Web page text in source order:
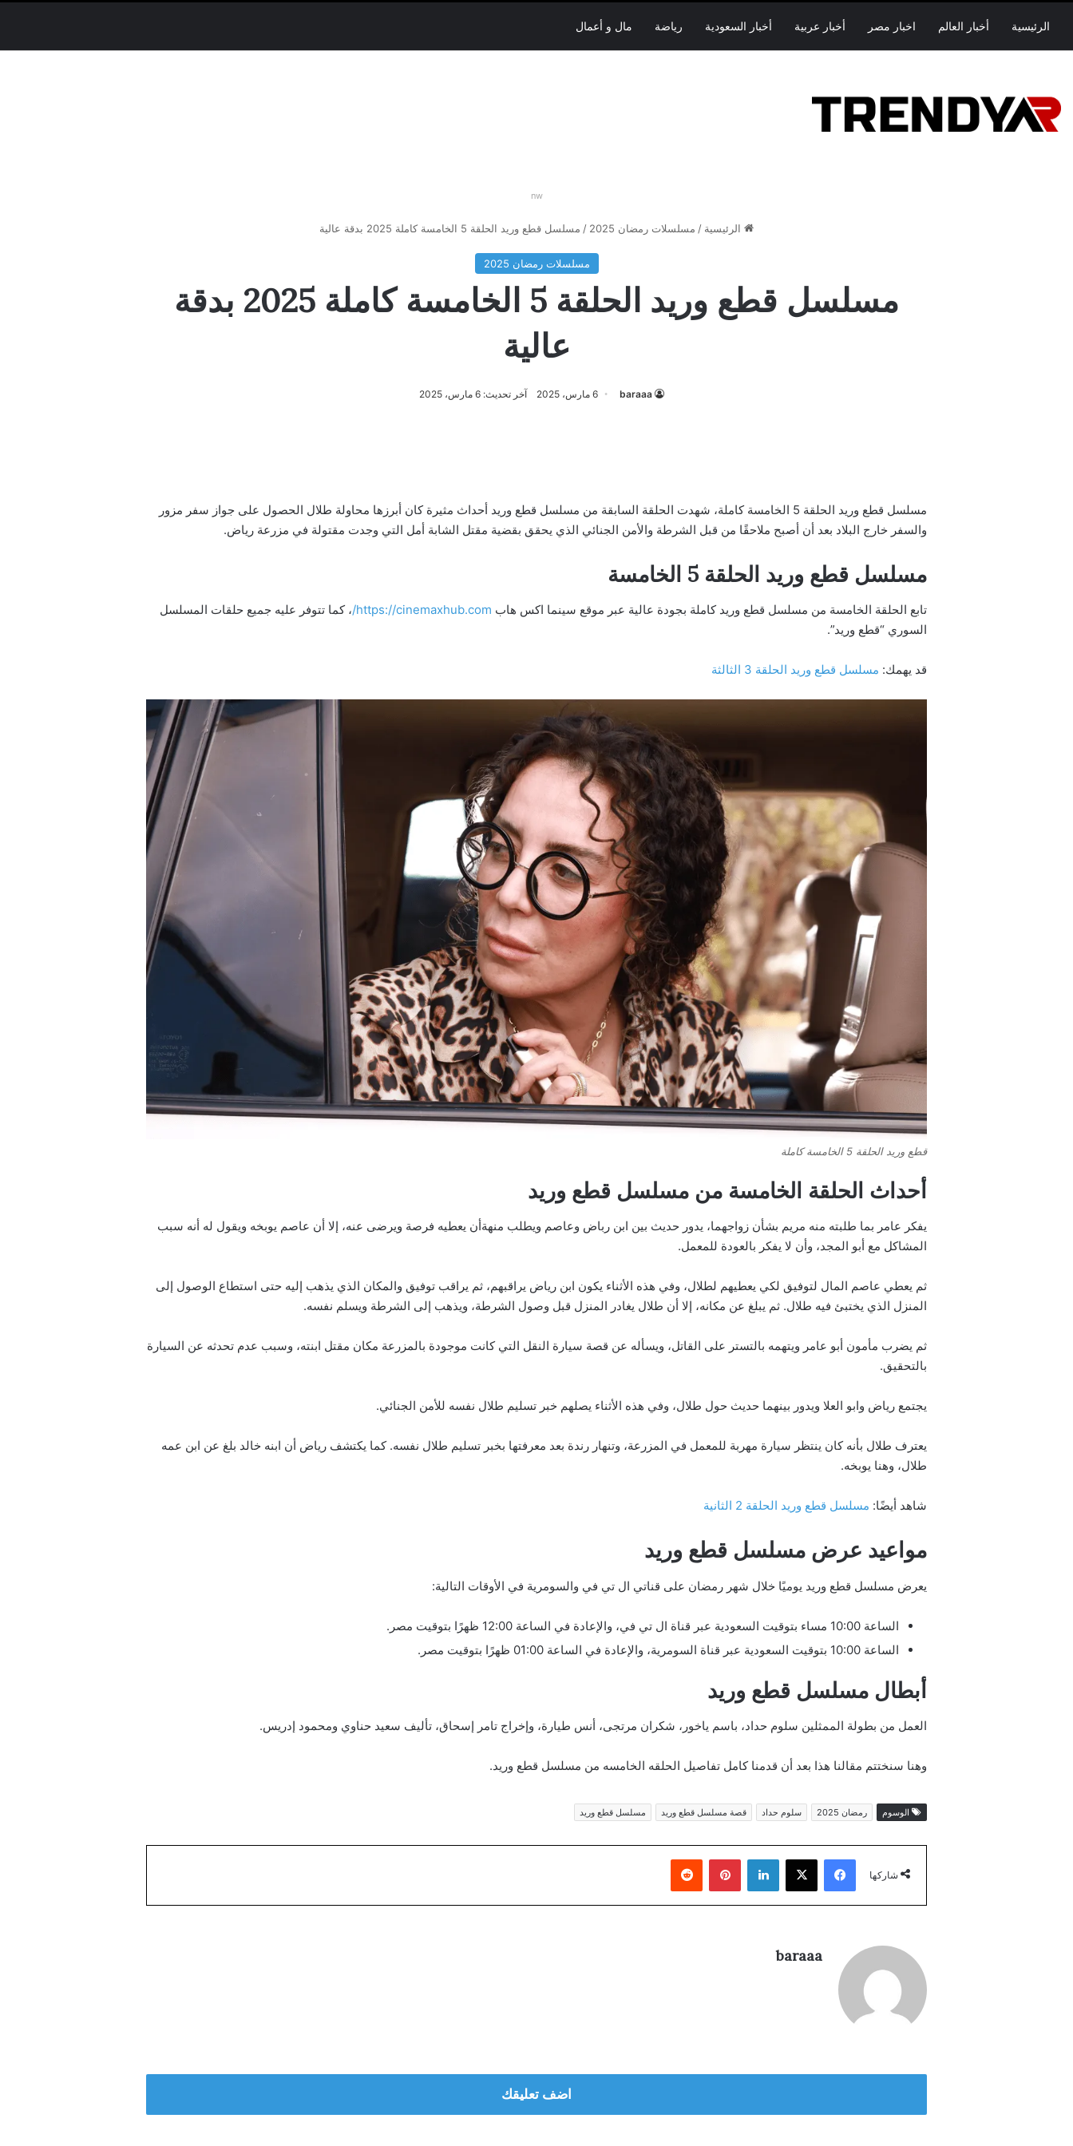
الرئيسية أخبار العالم اخبار مصر أخبار عربية أخبار السعودية رياضة مال و أعمال
nw
الرئيسية / مسلسلات رمضان 2025 / مسلسل قطع وريد الحلقة 5 الخامسة كاملة 2025 بدقة عالية
مسلسلات رمضان 2025
مسلسل قطع وريد الحلقة 5 الخامسة كاملة 2025 بدقة
عالية
baraaa 6 مارس، 2025 آخر تحديث: 6 مارس، 2025
مسلسل قطع وريد الحلقة 5 الخامسة كاملة، شهدت الحلقة السابقة من مسلسل قطع وريد أحداث مثيرة كان أبرزها محاولة طلال الحصول على جواز سفر مزور
والسفر خارج البلاد بعد أن أصبح ملاحقًا من قبل الشرطة والأمن الجنائي الذي يحقق بقضية مقتل الشابة أمل التي وجدت مقتولة في مزرعة رياض.
مسلسل قطع وريد الحلقة 5 الخامسة
تابع الحلقة الخامسة من مسلسل قطع وريد كاملة بجودة عالية عبر موقع سينما اكس هاب https://cinemaxhub.com/ ، كما تتوفر عليه جميع حلقات المسلسل
السوري “قطع وريد”.
قد يهمك: مسلسل قطع وريد الحلقة 3 الثالثة
قطع وريد الحلقة 5 الخامسة كاملة
أحداث الحلقة الخامسة من مسلسل قطع وريد
يفكر عامر بما طلبته منه مريم بشأن زواجهما، يدور حديث بين ابن رباض وعاصم ويطلب منهةأن يعطيه فرصة ويرضى عنه، إلا أن عاصم يوبخه ويقول له أنه سبب
المشاكل مع أبو المجد، وأن لا يفكر بالعودة للمعمل.
ثم يعطي عاصم المال لتوفيق لكي يعطيهم لطلال، وفي هذه الأثناء يكون ابن رياض يراقبهم، ثم يراقب توفيق والمكان الذي يذهب إليه حتى استطاع الوصول إلى
المنزل الذي يختبئ فيه طلال. ثم يبلغ عن مكانه، إلا أن طلال يغادر المنزل قبل وصول الشرطة، ويذهب إلى الشرطة ويسلم نفسه.
ثم يضرب مأمون أبو عامر ويتهمه بالتستر على القاتل، ويسأله عن قصة سيارة النقل التي كانت موجودة بالمزرعة مكان مقتل ابنته، وسبب عدم تحدثه عن السيارة
بالتحقيق.
يجتمع رياض وابو العلا ويدور بينهما حديث حول طلال، وفي هذه الأثناء يصلهم خبر تسليم طلال نفسه للأمن الجنائي.
يعترف طلال بأنه كان ينتظر سيارة مهربة للمعمل في المزرعة، وتنهار رندة بعد معرفتها بخبر تسليم طلال نفسه. كما يكتشف رياض أن ابنه خالد بلغ عن ابن عمه
طلال، وهنا يوبخه.
شاهد أيضًا: مسلسل قطع وريد الحلقة 2 الثانية
مواعيد عرض مسلسل قطع وريد
يعرض مسلسل قطع وريد يوميًا خلال شهر رمضان على قناتي ال تي في والسومرية في الأوقات التالية:
الساعة 10:00 مساء بتوقيت السعودية عبر قناة ال تي في، والإعادة في الساعة 12:00 ظهرًا بتوقيت مصر.
الساعة 10:00 بتوقيت السعودية عبر قناة السومرية، والإعادة في الساعة 01:00 ظهرًا بتوقيت مصر.
أبطال مسلسل قطع وريد
العمل من بطولة الممثلين سلوم حداد، باسم ياخور، شكران مرتجى، أنس طيارة، وإخراج تامر إسحاق، تأليف سعيد حناوي ومحمود إدريس.
وهنا سنختتم مقالنا هذا بعد أن قدمنا كامل تفاصيل الحلقه الخامسه من مسلسل قطع وريد.
الوسوم رمضان 2025 سلوم حداد قصة مسلسل قطع وريد مسلسل قطع وريد
شاركها
فيسبوك لينكدإن بينتيريست
baraaa
اضف تعليقك